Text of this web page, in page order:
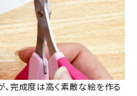
完成度は高く素敵な絵を作る